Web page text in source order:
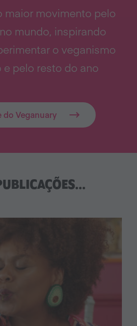
maior movimento pelo
mundo, inspirando
o veganismo
e pelo resto do ano
do Veganuary